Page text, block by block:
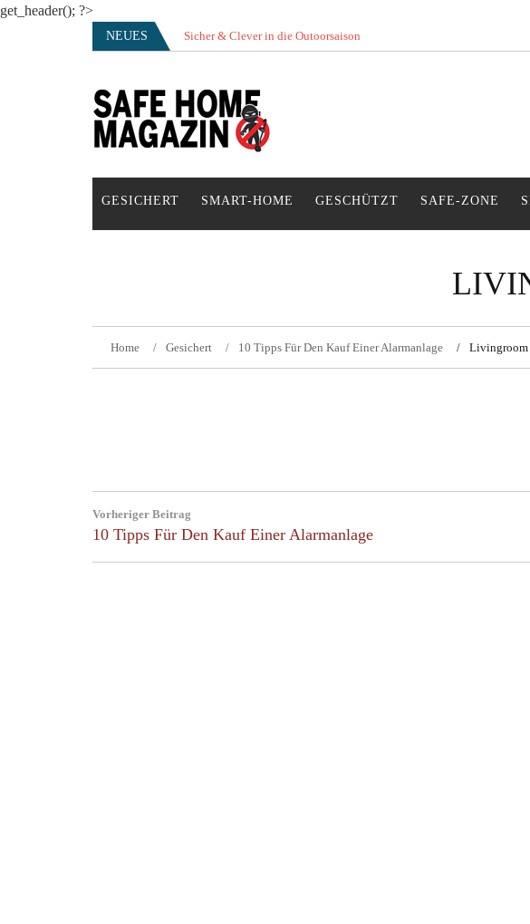
get_header(); ?>
NEUES Sicher & Clever in die Outoorsaison
Vertrauensvolle Nachbarschaft sorgt für gutes Gefühl während der
SAFE HOME Magazin
Sicherlich sicher ich
GESICHERT SMART-HOME GESCHÜTZT SAFE-ZONE
Home Gesichert 10 Tipps Für Den Kauf Einer Alarmanlage Livingroom
Vorheriger Beitrag
Previous
Post:
10 Tipps Für Den Kauf Einer Alarmanlage